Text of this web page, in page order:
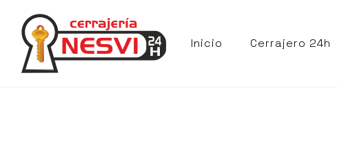
Inicio Cerrajero 24h